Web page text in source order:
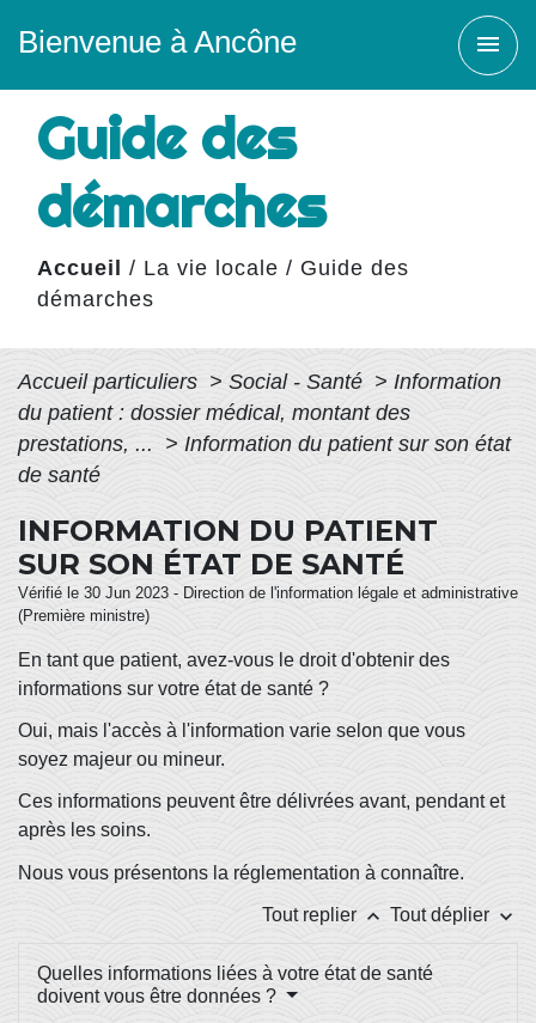
Bienvenue à Ancône menu
Guide des
démarches
Accueil / La vie locale / Guide des
démarches
Accueil particuliers > Social - Santé > Information
du patient : dossier médical, montant des
prestations, ...
> Information du patient sur son état
de santé
INFORMATION DU PATIENT
SUR SON ÉTAT DE SANTÉ
Vérifié le 30 Jun 2023 - Direction de l'information légale et administrative
(Première ministre)
En tant que patient, avez-vous le droit d'obtenir des
informations sur votre état de santé ?
Oui, mais l'accès à l'information varie selon que vous
soyez majeur ou mineur.
Ces informations peuvent être délivrées avant, pendant et
après les soins.
Nous vous présentons la réglementation à connaître.
Tout replier keyboard_arrow_up Tout déplier keyboard_arrow_down
Quelles informations liées à votre état de santé
doivent vous être données ?